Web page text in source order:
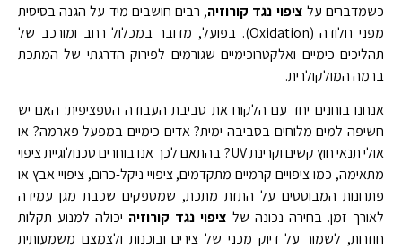
כשמדברים על ציפוי נגד קורוזיה, רבים חושבים מיד על הגנה בסיסית
מפני חלודה (Oxidation). בפועל, מדובר במכלול רחב ומורכב של
תהליכים כימיים ואלקטרוכימיים שגורמים לפירוק הדרגתי של המתכת
ברמה המולקולרית.
אנחנו בוחנים יחד עם הלקוח את סביבת העבודה הספציפית: האם יש
חשיפה למים מלוחים בסביבה ימית? אדים כימיים במפעל פארמה? או
אולי תנאי חוץ קשים וקרינת UV? בהתאם לכך אנו בוחרים טכנולוגיית ציפוי
מתאימה, כמו ציפויים קרמיים מתקדמים, ציפויי ניקל-כרום, ציפויי אבץ או
פתרונות המבוססים על התזת מתכת, שמספקים שכבת מגן עמידה
לאורך זמן. בחירה נכונה של ציפוי נגד קורוזיה יכולה למנוע תקלות
חוזרות, לשמור על דיוק מכני של צירים ובוכנות ולצמצם משמעותית